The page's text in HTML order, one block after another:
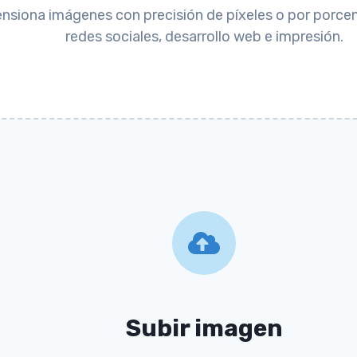
imágenes con precisión de píxeles o por
redes sociales, desarrollo web e impresión.
Subir imagen